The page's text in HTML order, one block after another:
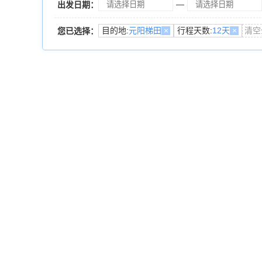
出发日期： —
您已选择： 目的地:元阳梯田 × 行程天数:12天 × 清